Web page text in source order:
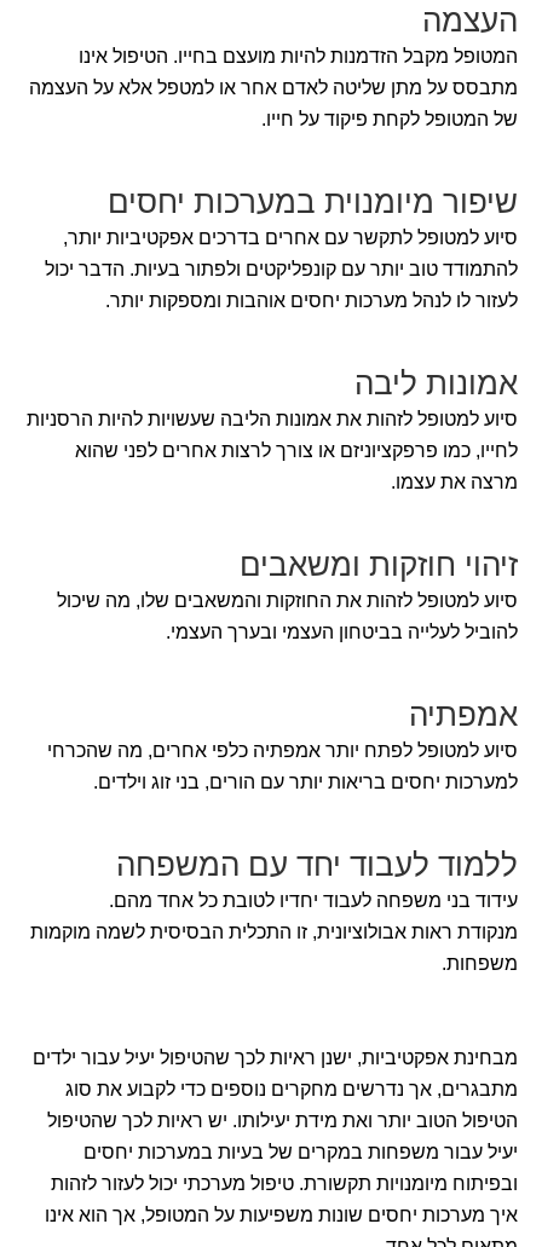
העצמה
המטופל מקבל הזדמנות להיות מועצם בחייו. הטיפול אינו
מתבסס על מתן שליטה לאדם אחר או למטפל אלא על העצמה
של המטופל לקחת פיקוד על חייו.
שיפור מיומנוית במערכות יחסים
סיוע למטופל לתקשר עם אחרים בדרכים אפקטיביות יותר,
להתמודד טוב יותר עם קונפליקטים ולפתור בעיות. הדבר יכול
לעזור לו לנהל מערכות יחסים אוהבות ומספקות יותר.
אמונות ליבה
סיוע למטופל לזהות את אמונות הליבה שעשויות להיות הרסניות
לחייו, כמו פרפקציוניזם או צורך לרצות אחרים לפני שהוא
מרצה את עצמו.
זיהוי חוזקות ומשאבים
סיוע למטופל לזהות את החוזקות והמשאבים שלו, מה שיכול
להוביל לעלייה בביטחון העצמי ובערך העצמי.
אמפתיה
סיוע למטופל לפתח יותר אמפתיה כלפי אחרים, מה שהכרחי
למערכות יחסים בריאות יותר עם הורים, בני זוג וילדים.
ללמוד לעבוד יחד עם המשפחה
עידוד בני משפחה לעבוד יחדיו לטובת כל אחד מהם.
מנקודת ראות אבולוציונית, זו התכלית הבסיסית לשמה מוקמות
משפחות.
מבחינת אפקטיביות, ישנן ראיות לכך שהטיפול יעיל עבור ילדים
מתבגרים, אך נדרשים מחקרים נוספים כדי לקבוע את סוג
הטיפול הטוב יותר ואת מידת יעילותו. יש ראיות לכך שהטיפול
יעיל עבור משפחות במקרים של בעיות במערכות יחסים
ובפיתוח מיומנויות תקשורת. טיפול מערכתי יכול לעזור לזהות
איך מערכות יחסים שונות משפיעות על המטופל, אך הוא אינו